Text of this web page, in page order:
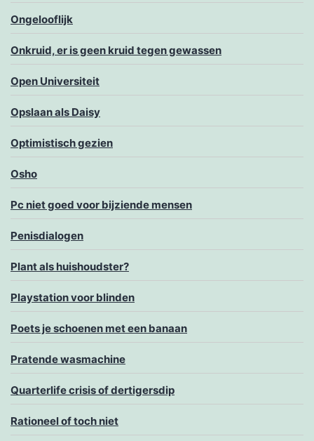
Ongelooflijk
Onkruid, er is geen kruid tegen gewassen
Open Universiteit
Opslaan als Daisy
Optimistisch gezien
Osho
Pc niet goed voor bijziende mensen
Penisdialogen
Plant als huishoudster?
Playstation voor blinden
Poets je schoenen met een banaan
Pratende wasmachine
Quarterlife crisis of dertigersdip
Rationeel of toch niet